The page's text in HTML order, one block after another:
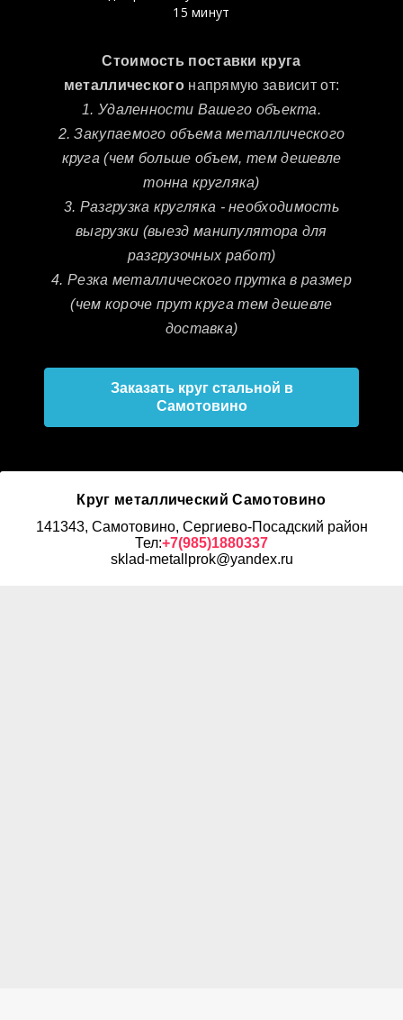
15 минут
Стоимость поставки круга
металлического напрямую зависит от:
1. Удаленности Вашего объекта.
2. Закупаемого объема металлического
круга (чем больше объем, тем дешевле
тонна кругляка)
3. Разгрузка кругляка - необходимость
выгрузки (выезд манипулятора для
разгрузочных работ)
4. Резка металлического прутка в размер
(чем короче прут круга тем дешевле
доставка)
Заказать круг стальной в
Самотовино
Круг металлический Самотовино
141343, Самотовино, Сергиево-Посадский район
Тел:+7(985)1880337
sklad-metallprok@yandex.ru